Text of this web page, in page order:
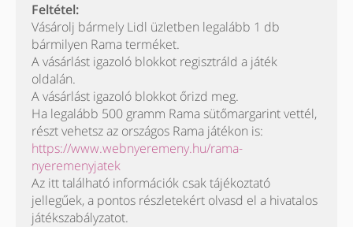
Feltétel:
Vásárolj bármely Lidl üzletben legalább 1 db
bármilyen Rama terméket.
A vásárlást igazoló blokkot regisztráld a játék
oldalán.
A vásárlást igazoló blokkot őrizd meg.
Ha legalább 500 gramm Rama sütőmargarint vettél,
részt vehetsz az országos Rama játékon is:
https://www.webnyeremeny.hu/rama-
nyeremenyjatek
Az itt található információk csak tájékoztató
jellegűek, a pontos részletekért olvasd el a hivatalos
játékszabályzatot.